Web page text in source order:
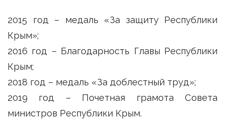
2015 год – медаль «За защиту Республики
Крым»;
2016 год – Благодарность Главы Республики
Крым;
2018 год – медаль «За доблестный труд»;
2019 год – Почетная грамота Совета
министров Республики Крым.